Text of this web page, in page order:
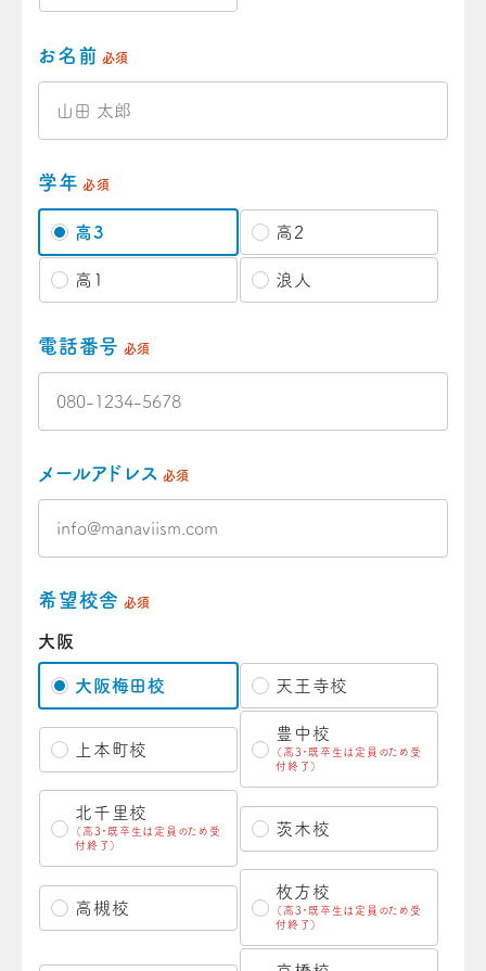
お名前 必須
学年 必須
高3 高2
高1 浪人
電話番号 必須
メールアドレス 必須
希望校舎 必須
大阪
大阪梅田校 天王寺校
上本町校
豊中校
（高3・既卒生は定員のため受
付終了）
北千里校
（高3・既卒生は定員のため受
付終了）
茨木校
高槻校
枚方校
（高3・既卒生は定員のため受
付終了）